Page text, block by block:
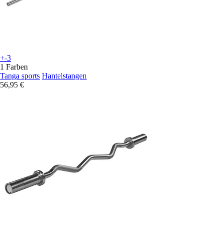
+-3
1 Farben
Tanga sports Hantelstangen
56,95 €